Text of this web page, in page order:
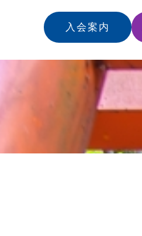
入会案内